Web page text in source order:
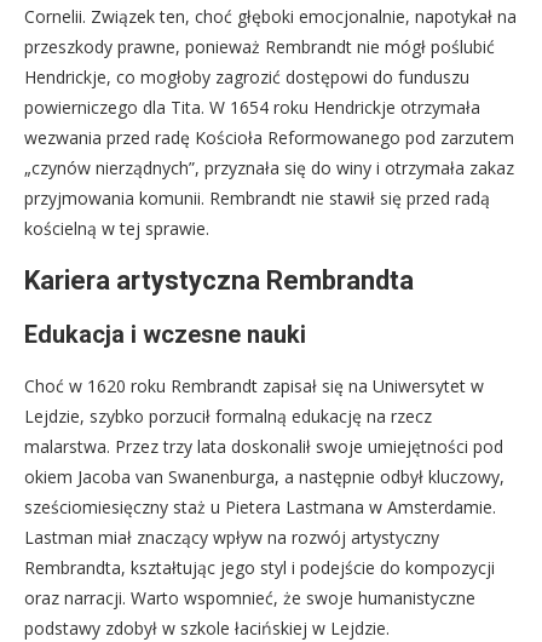
Cornelii. Związek ten, choć głęboki emocjonalnie, napotykał na
przeszkody prawne, ponieważ Rembrandt nie mógł poślubić
Hendrickje, co mogłoby zagrozić dostępowi do funduszu
powierniczego dla Tita. W 1654 roku Hendrickje otrzymała
wezwania przed radę Kościoła Reformowanego pod zarzutem
„czynów nierządnych”, przyznała się do winy i otrzymała zakaz
przyjmowania komunii. Rembrandt nie stawił się przed radą
kościelną w tej sprawie.
Kariera artystyczna Rembrandta
Edukacja i wczesne nauki
Choć w 1620 roku Rembrandt zapisał się na Uniwersytet w
Lejdzie, szybko porzucił formalną edukację na rzecz
malarstwa. Przez trzy lata doskonalił swoje umiejętności pod
okiem Jacoba van Swanenburga, a następnie odbył kluczowy,
sześciomiesięczny staż u Pietera Lastmana w Amsterdamie.
Lastman miał znaczący wpływ na rozwój artystyczny
Rembrandta, kształtując jego styl i podejście do kompozycji
oraz narracji. Warto wspomnieć, że swoje humanistyczne
podstawy zdobył w szkole łacińskiej w Lejdzie.